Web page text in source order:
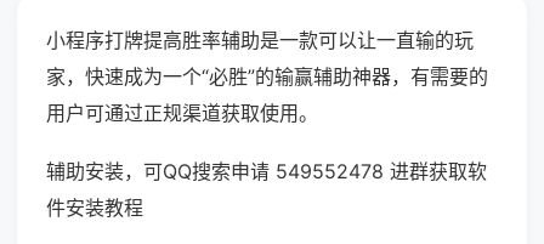
小程序打牌提高胜率辅助是一款可以让一直输的玩
家，快速成为一个“必胜”的输赢辅助神器，有需要的
用户可通过正规渠道获取使用。
辅助安装，可QQ搜索申请 549552478 进群获取软
件安装教程